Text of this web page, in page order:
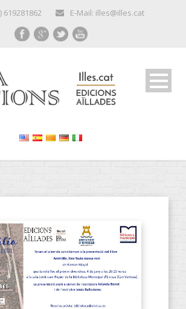
619281862 E-Mail: illes@illes.cat